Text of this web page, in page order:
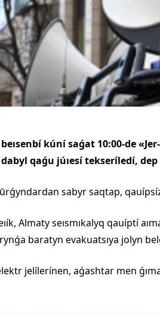
kúní saǵat 10:00-de
qaǵu júıesí tekseríledí,
sabyr saqtap,
Almaty seısmıkalyq qauíptí
baratyn evakuatsıya jolyn
jelílerínen, aǵashtar men